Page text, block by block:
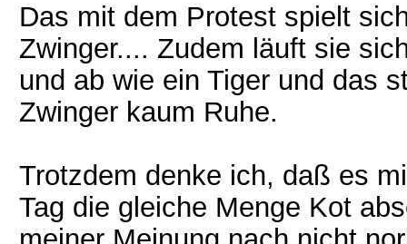
Das mit dem Protest spielt
Zwinger.... Zudem läuft sie
und ab wie ein Tiger und das
Zwinger kaum Ruhe.
Trotzdem denke ich, daß es
Tag die gleiche Menge Kot